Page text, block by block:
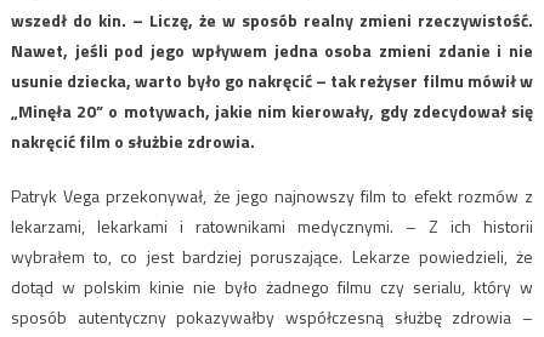
wszedł do kin. – Liczę, że w sposób realny zmieni rzeczywistość.
Nawet, jeśli pod jego wpływem jedna osoba zmieni zdanie i nie
usunie dziecka, warto było go nakręcić – tak reżyser filmu mówił w
„Minęła 20” o motywach, jakie nim kierowały, gdy zdecydował się
nakręcić film o służbie zdrowia.
Patryk Vega przekonywał, że jego najnowszy film to efekt rozmów z
lekarzami, lekarkami i ratownikami medycznymi. – Z ich historii
wybrałem to, co jest bardziej poruszające. Lekarze powiedzieli, że
dotąd w polskim kinie nie było żadnego filmu czy serialu, który w
sposób autentyczny pokazywałby współczesną służbę zdrowia –